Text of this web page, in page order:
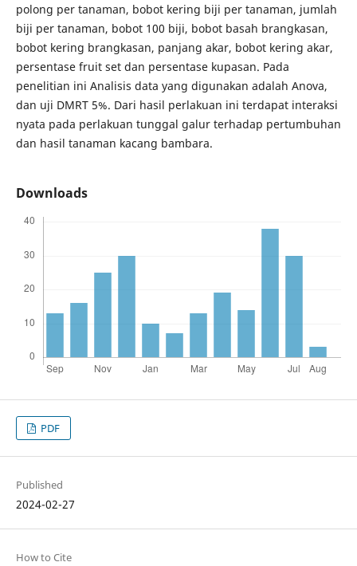
polong per tanaman, bobot kering biji per tanaman, jumlah
biji per tanaman, bobot 100 biji, bobot basah brangkasan,
bobot kering brangkasan, panjang akar, bobot kering akar,
persentase fruit set dan persentase kupasan. Pada
penelitian ini Analisis data yang digunakan adalah Anova,
dan uji DMRT 5%. Dari hasil perlakuan ini terdapat interaksi
nyata pada perlakuan tunggal galur terhadap pertumbuhan
dan hasil tanaman kacang bambara.
Downloads
PDF
Published
2024-02-27
How to Cite